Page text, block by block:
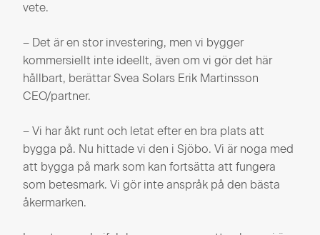
vete.
– Det är en stor investering, men vi bygger
kommersiellt inte ideellt, även om vi gör det här
hållbart, berättar Svea Solars Erik Martinsson
CEO/partner.
– Vi har åkt runt och letat efter en bra plats att
bygga på. Nu hittade vi den i Sjöbo. Vi är noga med
att bygga på mark som kan fortsätta att fungera
som betesmark. Vi gör inte anspråk på den bästa
åkermarken.